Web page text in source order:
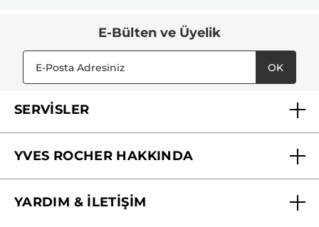
E-Bülten ve Üyelik
OK
SERVİSLER
YVES ROCHER HAKKINDA
Yves Rocher Vakfı
YARDIM & İLETİŞİM